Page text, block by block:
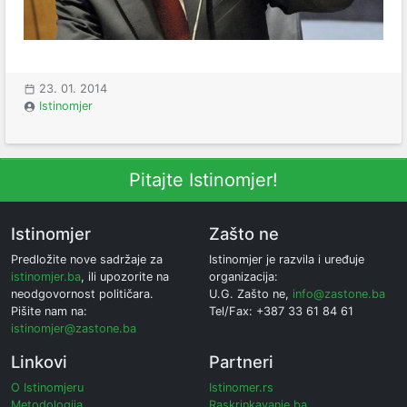
23. 01. 2014
Istinomjer
Pitajte Istinomjer!
Istinomjer
Predložite nove sadržaje za
istinomjer.ba, ili upozorite na
neodgovornost političara.
Pišite nam na:
istinomjer@zastone.ba
Zašto ne
Istinomjer je razvila i uređuje
organizacija:
U.G. Zašto ne, info@zastone.ba
Tel/Fax: +387 33 61 84 61
Linkovi
O Istinomjeru
Partneri
Istinomer.rs